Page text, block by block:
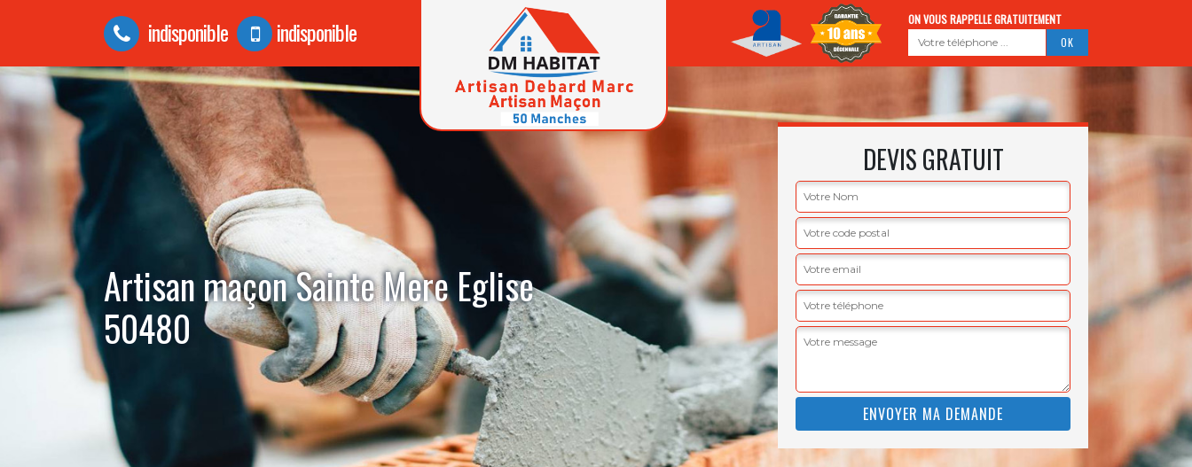
indisponible indisponible ON VOUS RAPPELLE GRATUITEMENT
Artisan maçon Sainte Mere Eglise
50480
DEVIS GRATUIT